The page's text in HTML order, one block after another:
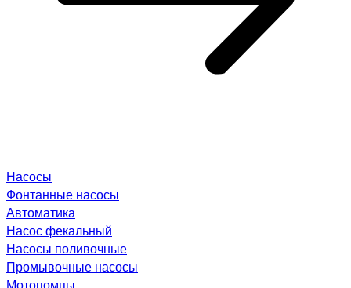
Насосы
Фонтанные насосы
Автоматика
Насос фекальный
Насосы поливочные
Промывочные насосы